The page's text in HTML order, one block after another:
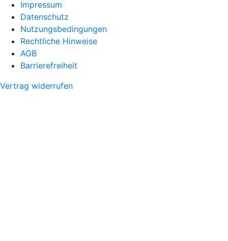
Impressum
Datenschutz
Nutzungsbedingungen
Rechtliche Hinweise
AGB
Barrierefreiheit
Vertrag widerrufen